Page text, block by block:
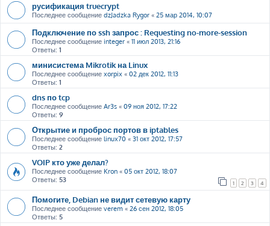
русификация truecrypt
Последнее сообщение dzJadzka Rygor « 25 мар 2014, 10:07
Подключение по ssh запрос : Requesting no-more-session
Последнее сообщение integer « 11 июл 2013, 21:16
Ответы: 1
минисистема Mikrotik на Linux
Последнее сообщение xorpix « 02 дек 2012, 11:13
Ответы: 1
dns по tcp
Последнее сообщение Ar3s « 09 ноя 2012, 17:22
Ответы: 9
Открытие и проброс портов в iptables
Последнее сообщение linux70 « 31 окт 2012, 17:57
Ответы: 2
VOIP кто уже делал?
Последнее сообщение Kron « 05 окт 2012, 18:07
Ответы: 53 1 2 3 4
Помогите, Debian не видит сетевую карту
Последнее сообщение verem « 26 сен 2012, 18:05
Ответы: 5